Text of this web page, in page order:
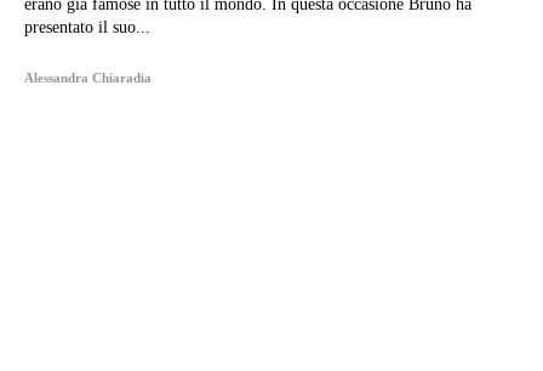
erano già famose in tutto il mondo. In questa occasione Bruno ha
presentato il suo...
Alessandra Chiaradia